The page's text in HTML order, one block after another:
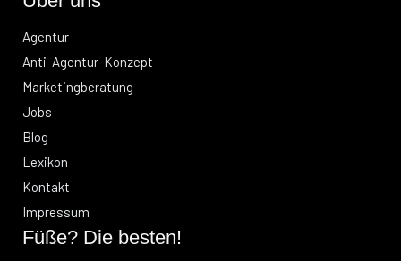
Agentur
Anti-Agentur-Konzept
Marketingberatung
Jobs
Blog
Lexikon
Kontakt
Impressum
Füße? Die besten!